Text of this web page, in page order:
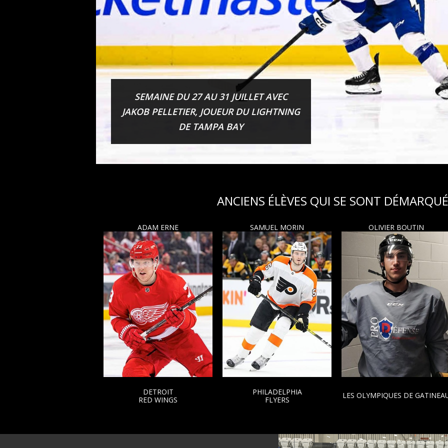
SEMAINE DU 27 AU 31 JUILLET AVEC
JAKOB PELLETIER, JOUEUR DU LIGHTNING
DE TAMPA BAY
ANCIENS ÉLÈVES QUI SE SONT
ADAM ERNE
DETROIT
RED WINGS
SAMUEL MORIN
PHILADELPHIA
FLYERS
OLIVIER BOUTIN
LES OLYMPIQUES DE GATINEAU